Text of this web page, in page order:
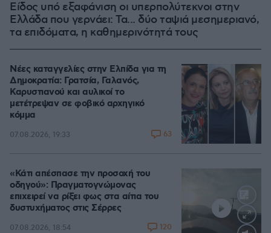
Είδος υπό εξαφάνιση οι υπερπολύτεκνοι στην
Ελλάδα που γερνάει: Τα... δύο ταψιά μεσημεριανό,
τα επιδόματα, η καθημερινότητά τους
Νέες καταγγελίες στην Ελπίδα για τη
Δημοκρατία: Γρατσία, Γαλανός,
Καρυστιανού και αυλικοί το
μετέτρεψαν σε φοβικό αρχηγικό
κόμμα
07.08.2026, 19:33 63
«Κάτι απέσπασε την προσοχή του
οδηγού»: Πραγματογνώμονας
επιχειρεί να ρίξει φως στα αίτια του
δυστυχήματος στις Σέρρες
07.08.2026, 18:54 120